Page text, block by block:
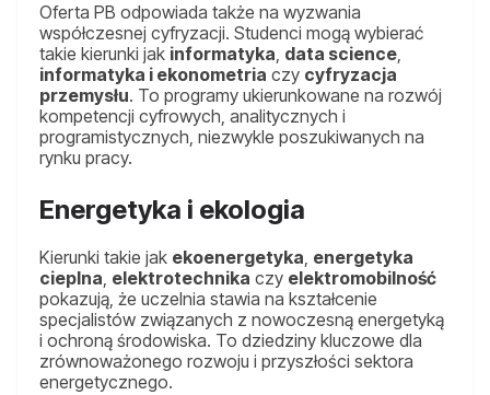
Oferta PB odpowiada także na wyzwania
współczesnej cyfryzacji. Studenci mogą wybierać
takie kierunki jak informatyka, data science,
informatyka i ekonometria czy cyfryzacja
przemysłu. To programy ukierunkowane na rozwój
kompetencji cyfrowych, analitycznych i
programistycznych, niezwykle poszukiwanych na
rynku pracy.
Energetyka i ekologia
Kierunki takie jak ekoenergetyka, energetyka
cieplna, elektrotechnika czy elektromobilność
pokazują, że uczelnia stawia na kształcenie
specjalistów związanych z nowoczesną energetyką
i ochroną środowiska. To dziedziny kluczowe dla
zrównoważonego rozwoju i przyszłości sektora
energetycznego.